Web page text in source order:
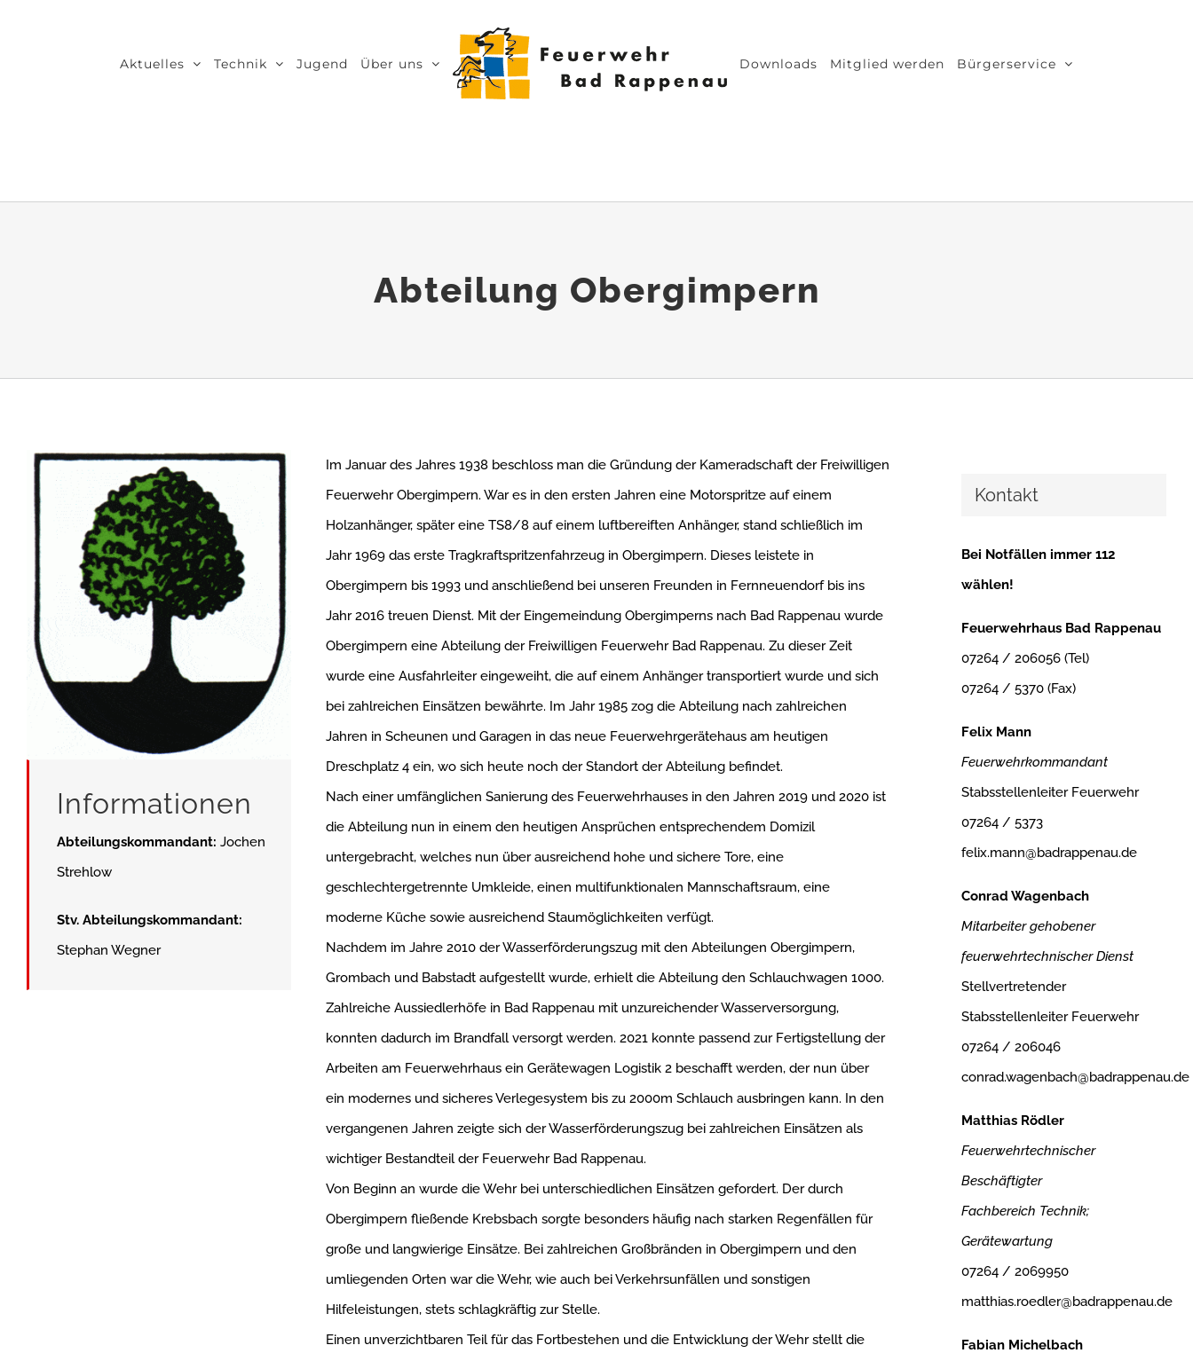
Aktuelles Technik Jugend Über uns Downloads Mitglied werden Bürgerservice
Abteilung Obergimpern
Informationen
Abteilungskommandant: Jochen
Strehlow
Stv. Abteilungskommandant:
Stephan Wegner
Im Januar des Jahres 1938 beschloss man die Gründung der Kameradschaft der Freiwilligen
Feuerwehr Obergimpern. War es in den ersten Jahren eine Motorspritze auf einem
Holzanhänger, später eine TS8/8 auf einem luftbereiften Anhänger, stand schließlich im
Jahr 1969 das erste Tragkraftspritzenfahrzeug in Obergimpern. Dieses leistete in
Obergimpern bis 1993 und anschließend bei unseren Freunden in Fernneuendorf bis ins
Jahr 2016 treuen Dienst. Mit der Eingemeindung Obergimperns nach Bad Rappenau wurde
Obergimpern eine Abteilung der Freiwilligen Feuerwehr Bad Rappenau. Zu dieser Zeit
wurde eine Ausfahrleiter eingeweiht, die auf einem Anhänger transportiert wurde und sich
bei zahlreichen Einsätzen bewährte. Im Jahr 1985 zog die Abteilung nach zahlreichen
Jahren in Scheunen und Garagen in das neue Feuerwehrgerätehaus am heutigen
Dreschplatz 4 ein, wo sich heute noch der Standort der Abteilung befindet.
Nach einer umfänglichen Sanierung des Feuerwehrhauses in den Jahren 2019 und 2020 ist
die Abteilung nun in einem den heutigen Ansprüchen entsprechendem Domizil
untergebracht, welches nun über ausreichend hohe und sichere Tore, eine
geschlechtergetrennte Umkleide, einen multifunktionalen Mannschaftsraum, eine
moderne Küche sowie ausreichend Staumöglichkeiten verfügt.
Nachdem im Jahre 2010 der Wasserförderungszug mit den Abteilungen Obergimpern,
Grombach und Babstadt aufgestellt wurde, erhielt die Abteilung den Schlauchwagen 1000.
Zahlreiche Aussiedlerhöfe in Bad Rappenau mit unzureichender Wasserversorgung,
konnten dadurch im Brandfall versorgt werden. 2021 konnte passend zur Fertigstellung der
Arbeiten am Feuerwehrhaus ein Gerätewagen Logistik 2 beschafft werden, der nun über
ein modernes und sicheres Verlegesystem bis zu 2000m Schlauch ausbringen kann. In den
vergangenen Jahren zeigte sich der Wasserförderungszug bei zahlreichen Einsätzen als
wichtiger Bestandteil der Feuerwehr Bad Rappenau.
Von Beginn an wurde die Wehr bei unterschiedlichen Einsätzen gefordert. Der durch
Obergimpern fließende Krebsbach sorgte besonders häufig nach starken Regenfällen für
große und langwierige Einsätze. Bei zahlreichen Großbränden in Obergimpern und den
umliegenden Orten war die Wehr, wie auch bei Verkehrsunfällen und sonstigen
Hilfeleistungen, stets schlagkräftig zur Stelle.
Einen unverzichtbaren Teil für das Fortbestehen und die Entwicklung der Wehr stellt die
Kontakt
Bei Notfällen immer 112
wählen!
Feuerwehrhaus Bad Rappenau
07264 / 206056 (Tel)
07264 / 5370 (Fax)
Felix Mann
Feuerwehrkommandant
Stabsstellenleiter Feuerwehr
07264 / 5373
felix.mann@badrappenau.de
Conrad Wagenbach
Mitarbeiter gehobener
feuerwehrtechnischer Dienst
Stellvertretender
Stabsstellenleiter Feuerwehr
07264 / 206046
conrad.wagenbach@badrappenau.de
Matthias Rödler
Feuerwehrtechnischer
Beschäftigter
Fachbereich Technik;
Gerätewartung
07264 / 2069950
matthias.roedler@badrappenau.de
Fabian Michelbach